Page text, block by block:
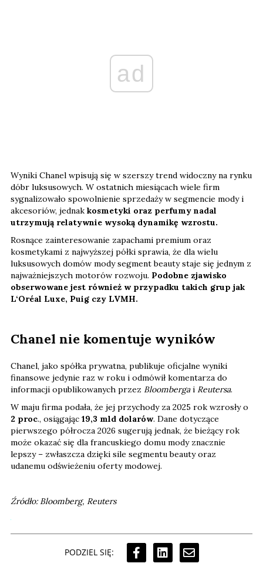
ad
Wyniki Chanel wpisują się w szerszy trend widoczny na rynku
dóbr luksusowych. W ostatnich miesiącach wiele firm
sygnalizowało spowolnienie sprzedaży w segmencie mody i
akcesoriów, jednak kosmetyki oraz perfumy nadal
utrzymują relatywnie wysoką dynamikę wzrostu.
Rosnące zainteresowanie zapachami premium oraz
kosmetykami z najwyższej półki sprawia, że dla wielu
luksusowych domów mody segment beauty staje się jednym z
najważniejszych motorów rozwoju. Podobne zjawisko
obserwowane jest również w przypadku takich grup jak
L‘Oréal Luxe, Puig czy LVMH.
Chanel nie komentuje wyników
Chanel, jako spółka prywatna, publikuje oficjalne wyniki
finansowe jedynie raz w roku i odmówił komentarza do
informacji opublikowanych przez Bloombergai Reutersa.
W maju firma podała, że jej przychody za 2025 rok wzrosły o
2 proc., osiągając 19,3 mld dolarów. Dane dotyczące
pierwszego półrocza 2026 sugerują jednak, że bieżący rok
może okazać się dla francuskiego domu mody znacznie
lepszy – zwłaszcza dzięki sile segmentu beauty oraz
udanemu odświeżeniu oferty modowej.
Źródło: Bloomberg, Reuters
PODZIEL SIĘ: